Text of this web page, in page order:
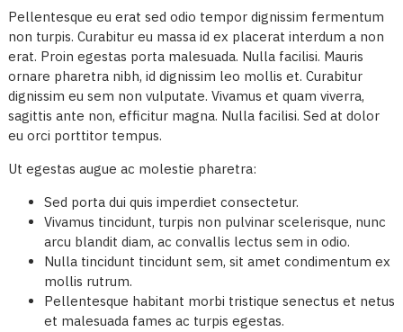
Pellentesque eu erat sed odio tempor dignissim fermentum
non turpis. Curabitur eu massa id ex placerat interdum a non
erat. Proin egestas porta malesuada. Nulla facilisi. Mauris
ornare pharetra nibh, id dignissim leo mollis et. Curabitur
dignissim eu sem non vulputate. Vivamus et quam viverra,
sagittis ante non, efficitur magna. Nulla facilisi. Sed at dolor
eu orci porttitor tempus.
Ut egestas augue ac molestie pharetra:
Sed porta dui quis imperdiet consectetur.
Vivamus tincidunt, turpis non pulvinar scelerisque, nunc
arcu blandit diam, ac convallis lectus sem in odio.
Nulla tincidunt tincidunt sem, sit amet condimentum ex
mollis rutrum.
Pellentesque habitant morbi tristique senectus et netus
et malesuada fames ac turpis egestas.